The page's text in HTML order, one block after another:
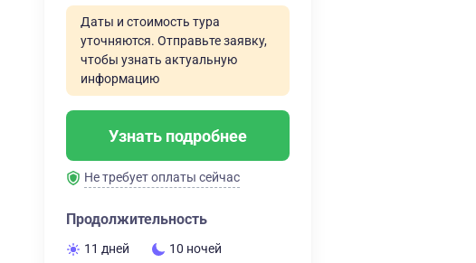
Даты и стоимость тура
уточняются. Отправьте заявку,
чтобы узнать актуальную
информацию
Узнать подробнее
Не требует оплаты сейчас
Продолжительность
11 дней 10 ночей